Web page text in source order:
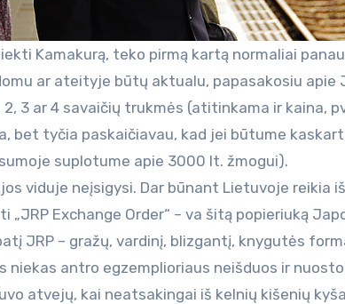
Kamakurą, teko pirmą kartą normaliai
ar ateityje būtų aktualu, papasakosiu apie
2, 3 ar 4 savaičių trukmės (atitinkama ir kaina,
bet tyčia paskaičiavau, kad jei būtume
suplotume apie 3000 lt. žmogui).
viduje neįsigysi. Dar būnant Lietuvoje
„JRP Exchange Order“ – va šitą popieriuką
JRP – gražų, vardinį, blizgantį, knygutės
niekas antro egzemplioriaus neišduos ir
atvejų, kai neatsakingai iš kelnių kišenių